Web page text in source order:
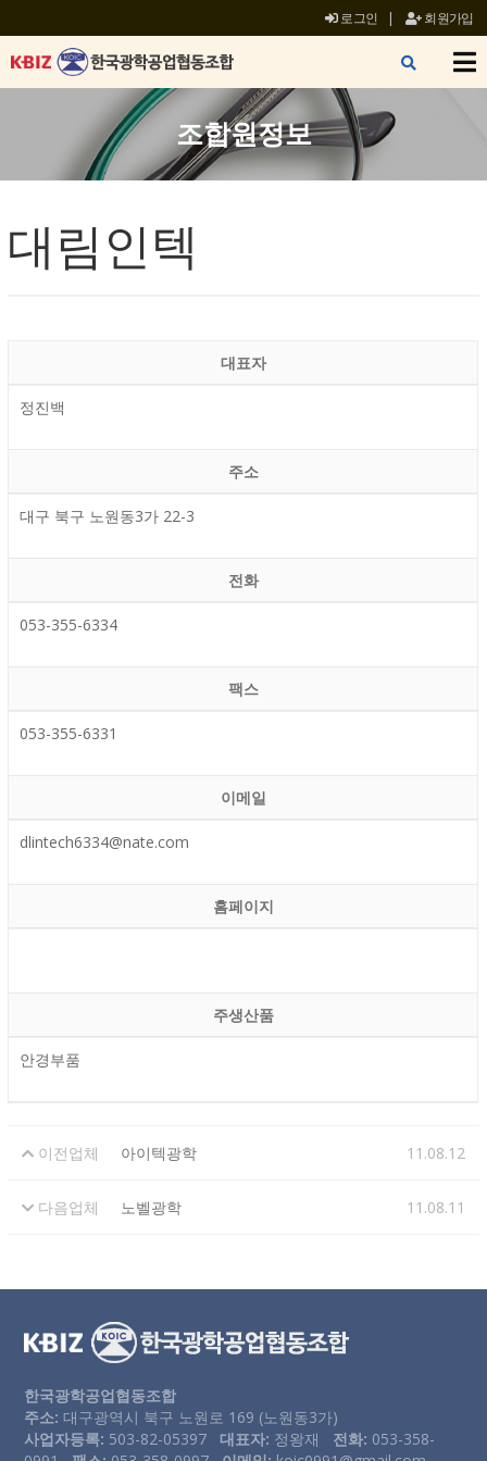
로그인 | 회원가입
조합원정보
대림인텍
대표자
정진백
주소
대구 북구 노원동3가 22-3
전화
053-355-6334
팩스
053-355-6331
이메일
dlintech6334@nate.com
홈페이지
주생산품
안경부품
이전업체 아이텍광학 11.08.12
다음업체 노벨광학 11.08.11
한국광학공업협동조합
주소: 대구광역시 북구 노원로 169 (노원동3가)
사업자등록: 503-82-05397 대표자: 정왕재 전화: 053-358-